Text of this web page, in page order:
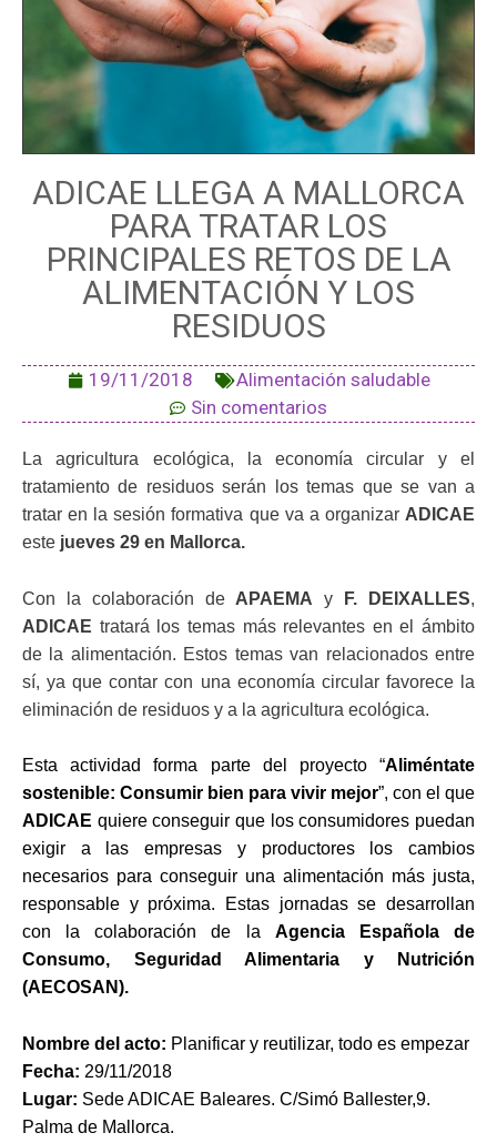
ADICAE LLEGA A MALLORCA
PARA TRATAR LOS
PRINCIPALES RETOS DE LA
ALIMENTACIÓN Y LOS
RESIDUOS
19/11/2018
Alimentación saludable
Sin comentarios
La agricultura ecológica, la economía circular y el
tratamiento de residuos serán los temas que se van a
tratar en la sesión formativa que va a organizar ADICAE
este jueves 29 en Mallorca.
Con la colaboración de APAEMA y F. DEIXALLES,
ADICAE tratará los temas más relevantes en el ámbito
de la alimentación. Estos temas van relacionados entre
sí, ya que contar con una economía circular favorece la
eliminación de residuos y a la agricultura ecológica.
Esta actividad forma parte del proyecto “Aliméntate
sostenible: Consumir bien para vivir mejor”, con el que
ADICAE quiere conseguir que los consumidores puedan
exigir a las empresas y productores los cambios
necesarios para conseguir una alimentación más justa,
responsable y próxima. Estas jornadas se desarrollan
con la colaboración de la Agencia Española de
Consumo, Seguridad Alimentaria y Nutrición
(AECOSAN).
Nombre del acto: Planificar y reutilizar, todo es empezar
Fecha: 29/11/2018
Lugar: Sede ADICAE Baleares. C/Simó Ballester,9.
Palma de Mallorca.